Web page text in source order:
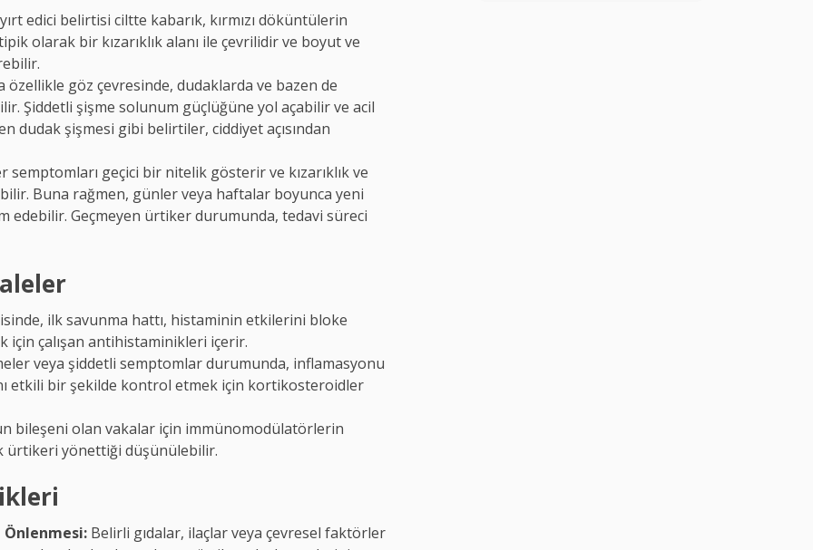
edici belirtisi ciltte kabarık, kırmızı döküntülerin
olarak bir kızarıklık alanı ile çevrilidir ve boyut ve
özellikle göz çevresinde, dudaklarda ve bazen de
Şiddetli şişme solunum güçlüğüne yol açabilir ve acil
dudak şişmesi gibi belirtiler, ciddiyet açısından
geçici bir nitelik gösterir ve kızarıklık ve
Buna rağmen, günler veya haftalar boyunca yeni
edebilir. Geçmeyen ürtiker durumunda, tedavi süreci
ilk savunma hattı, histaminin etkilerini bloke
için çalışan antihistaminikleri içerir.
veya şiddetli semptomlar durumunda, inflamasyonu
etkili bir şekilde kontrol etmek için kortikosteroidler
bileşeni olan vakalar için immünomodülatörlerin
ürtikeri yönettiği düşünülebilir.
Belirli gıdalar, ilaçlar veya çevresel faktörler